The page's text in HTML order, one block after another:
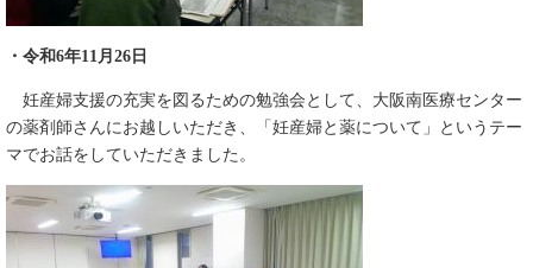
・令和6年11月26日
妊産婦支援の充実を図るための勉強会として、大阪南医療センター
の薬剤師さんにお越しいただき、「妊産婦と薬について」というテー
マでお話をしていただきました。